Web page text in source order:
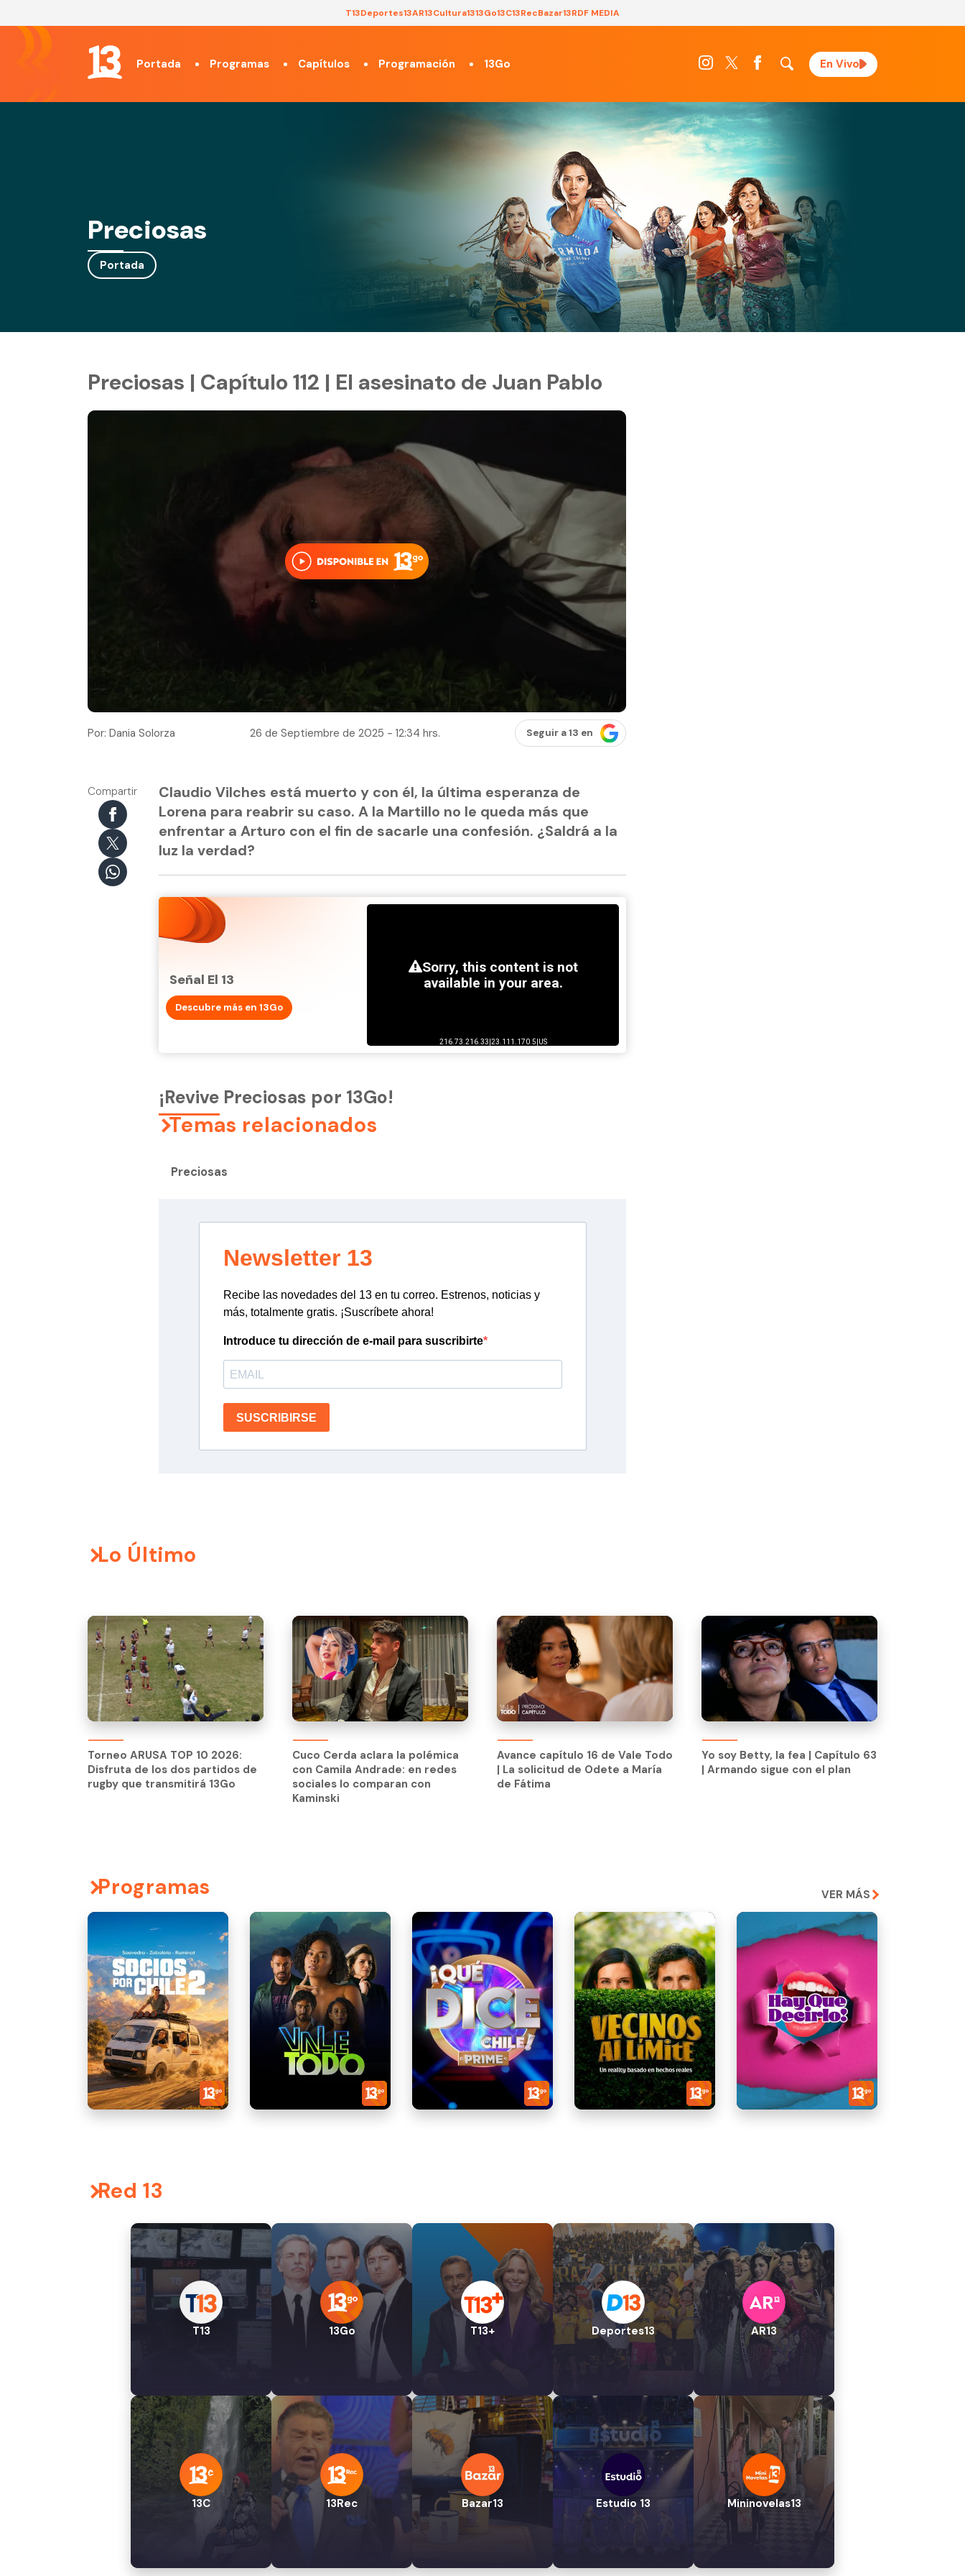
T13Deportes13AR13Cultura1313Go13C13RecBazar13RDF MEDIA
Portada Programas Capítulos Programación 13Go En Vivo
Preciosas
Portada
Preciosas | Capítulo 112 | El asesinato de Juan Pablo
Por: Dania Solorza 26 de Septiembre de 2025 - 12:34 hrs. Seguir a 13 en
Compartir
Claudio Vilches está muerto y con él, la última esperanza de
Lorena para reabrir su caso. A la Martillo no le queda más que
enfrentar a Arturo con el fin de sacarle una confesión. ¿Saldrá a la
luz la verdad?
Señal El 13
Descubre más en 13Go
¡Revive Preciosas por 13Go!
Temas relacionados
Preciosas
Newsletter 13
Recibe las novedades del 13 en tu correo. Estrenos, noticias y
más, totalmente gratis. ¡Suscríbete ahora!
Introduce tu dirección de e-mail para suscribirte
SUSCRIBIRSE
Lo Último
Torneo ARUSA TOP 10 2026:
Disfruta de los dos partidos de
rugby que transmitirá 13Go
Cuco Cerda aclara la polémica
con Camila Andrade: en redes
sociales lo comparan con
Kaminski
Avance capítulo 16 de Vale Todo
| La solicitud de Odete a María
de Fátima
Avance capítulo 16 de Vale Todo
| La solicitud de Odete a María
de Fátima
Yo soy Betty, la fea | Capítulo 63
| Armando sigue con el plan
Yo soy Betty, la fea | Capítulo 63
| Armando sigue con el plan
Programas VER MÁS
Red 13
T13 13Go T13+ Deportes13 AR13
13C 13Rec Bazar13 Estudio 13 Mininovelas13